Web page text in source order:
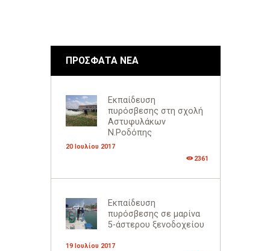
ΠΡΟΣΦΑΤΑ ΝΕΑ
Εκπαίδευση
πυρόσβεσης στη σχολή
Αστυφυλάκων
Ν.Ροδόπης
20 Ιουλίου 2017
2361
Εκπαίδευση
πυρόσβεσης σε μαρίνα
5-άστερου ξενοδοχείου
19 Ιουλίου 2017